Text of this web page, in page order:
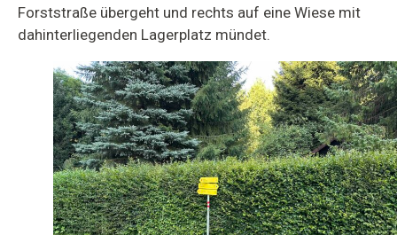
Forststraße übergeht und rechts auf eine Wiese mit
dahinterliegenden Lagerplatz mündet.